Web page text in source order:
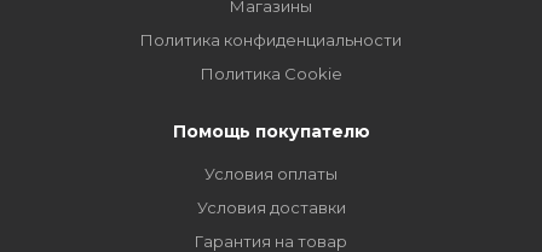
Магазины
Политика конфиденциальности
Политика Cookie
Помощь покупателю
Условия оплаты
Условия доставки
Гарантия на товар